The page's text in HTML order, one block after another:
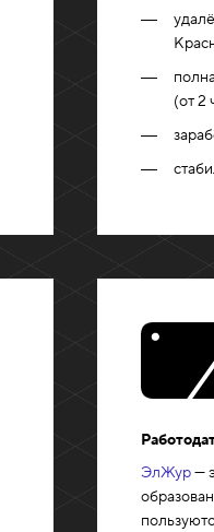
(от 2
ЭлЖур—